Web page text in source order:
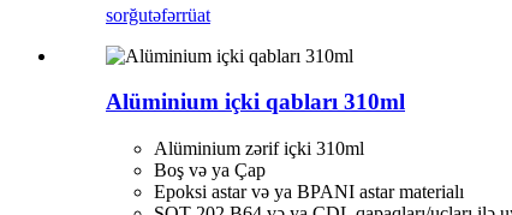
sorğutəfərrüat
Alüminium içki qabları 310ml
Alüminium zərif içki 310ml
Boş və ya Çap
Epoksi astar və ya BPANI astar materialı